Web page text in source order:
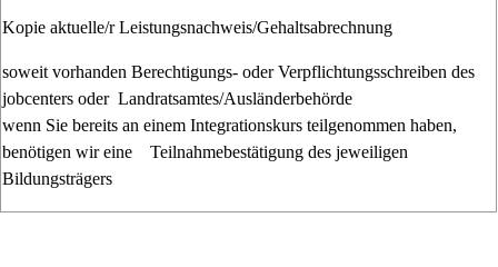
Kopie aktuelle/r Leistungsnachweis/Gehaltsabrechnung
soweit vorhanden Berechtigungs- oder Verpflichtungsschreiben des
jobcenters oder Landratsamtes/Ausländerbehörde
wenn Sie bereits an einem Integrationskurs teilgenommen haben,
benötigen wir eine Teilnahmebestätigung des jeweiligen
Bildungsträgers